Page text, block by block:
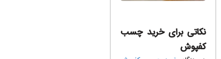
نکاتی برای خرید چسب
کفپوش